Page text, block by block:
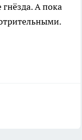
А пока